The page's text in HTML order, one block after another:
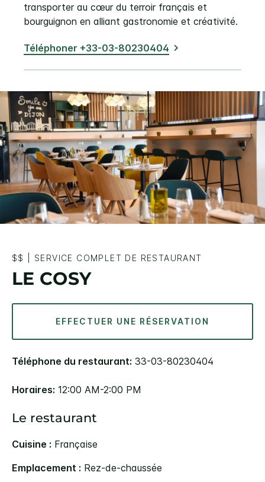
transporter au cœur du terroir français et
bourguignon en alliant gastronomie et créativité.
Téléphoner +33-03-80230404
$$ SERVICE COMPLET DE RESTAURANT
LE COSY
EFFECTUER UNE RÉSERVATION
Téléphone du restaurant: 33-03-80230404
Horaires: 12:00 AM-2:00 PM
Le restaurant
Cuisine : Française
Emplacement : Rez-de-chaussée